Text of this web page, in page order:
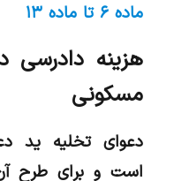
ماده ۶ تا ماده ۱۳
هزینه دادرسی
مسکونی
دعوای تخلیه ید
است و برای طرح